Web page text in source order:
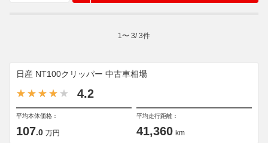
1 〜 3/3件
日産 NT100クリッパー 中古車相場
4.2
平均本体価格：
107.0 万円
平均走行距離：
41,360 km